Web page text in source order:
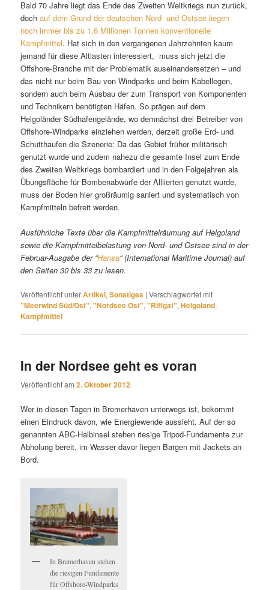
Bald 70 Jahre liegt das Ende des Zweiten Weltkriegs nun zurück,
dochauf dem Grund der deutschen Nord- und Ostsee liegen
noch immer bis zu 1,6 Millionen Tonnen konventionelle
Kampfmittel. Hat sich in den vergangenen Jahrzehnten kaum
jemand für diese Altlasten interessiert, muss sich jetzt die
Offshore-Branche mit der Problematik auseinandersetzen – und
das nicht nur beim Bau von Windparks und beim Kabellegen,
sondern auch beim Ausbau der zum Transport von Komponenten
und Technikern benötigten Häfen. So prägen auf dem
Helgoländer Südhafengelände, wo demnächst drei Betreiber von
Offshore-Windparks einziehen werden, derzeit große Erd- und
Schutthaufen die Szenerie: Da das Gebiet früher militärisch
genutzt wurde und zudem nahezu die gesamte Insel zum Ende
des Zweiten Weltkriegs bombardiert und in den Folgejahren als
Übungsfläche für Bombenabwürfe der Alliierten genutzt wurde,
muss der Boden hier großräumig saniert und systematisch von
Kampfmitteln befreit werden.
Ausführliche Texte über die Kampfmittelräumung auf Helgoland
sowie die Kampfmittelbelastung von Nord- und Ostsee sind in der
Februar-Ausgabe der “Hansa“(International Maritime Journal) auf
den Seiten 30 bis 33zu lesen.
Veröffentlicht unterArtikel,Sonstiges |Verschlagwortet mit
"Meerwind Süd/Ost","Nordsee Ost","Riffgat",Helgoland,
Kampfmittel
In der Nordsee geht es voran
Veröffentlicht am2. Oktober 2012
Wer in diesen Tagen in Bremerhaven unterwegs ist, bekommt
einen Eindruck davon, wie Energiewende aussieht. Auf der so
genannten ABC-Halbinsel stehen riesige Tripod-Fundamente zur
Abholung bereit, im Wasser davor liegen Bargen mit Jackets an
Bord.
In Bremerhaven stehen
die riesigen Fundamente
für Offshore-Windparks